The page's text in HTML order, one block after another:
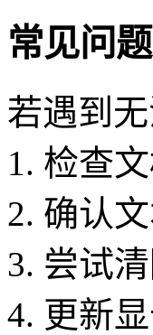
常见问
若遇到
1. 检查
2. 确认
3. 尝试
4. 更新